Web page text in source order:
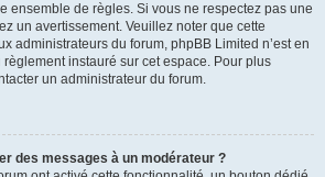
ensemble de règles. Si vous ne respectez pas une
un avertissement. Veuillez noter que cette
administrateurs du forum, phpBB Limited n’est en
instauré sur cet espace. Pour plus
un administrateur du forum.
des messages à un modérateur ?